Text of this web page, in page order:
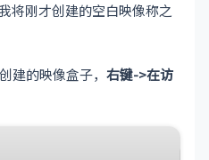
将刚才创建的空白映像称之
建的映像盒子， 右键->在访